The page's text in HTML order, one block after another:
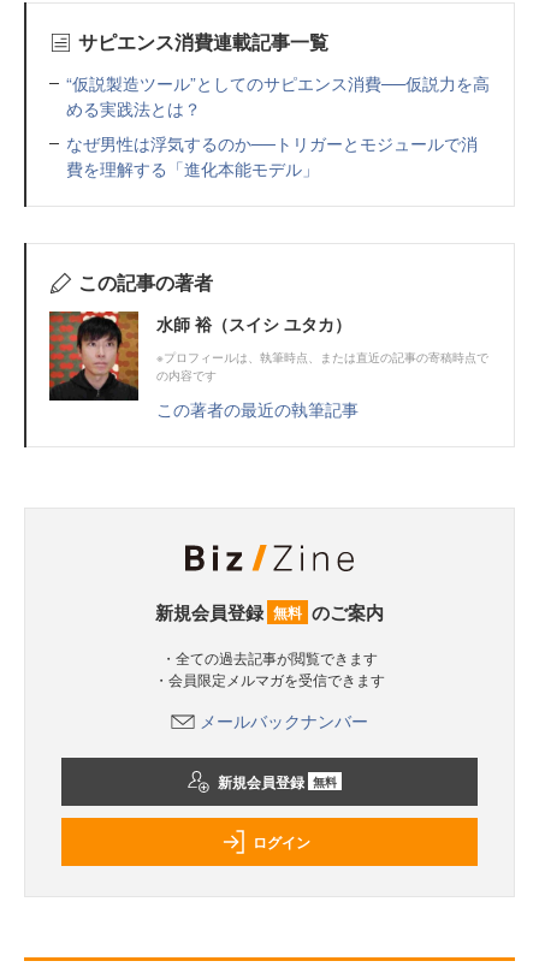
サピエンス消費連載記事一覧
“仮説製造ツール”としてのサピエンス消費──仮説力を高
める実践法とは？
なぜ男性は浮気するのか──トリガーとモジュールで消
費を理解する「進化本能モデル」
この記事の著者
水師 裕（スイシ ユタカ）
※プロフィールは、執筆時点、または直近の記事の寄稿時点で
の内容です
この著者の最近の執筆記事
新規会員登録 無料 のご案内
・全ての過去記事が閲覧できます
・会員限定メルマガを受信できます
メールバックナンバー
新規会員登録 無料
ログイン